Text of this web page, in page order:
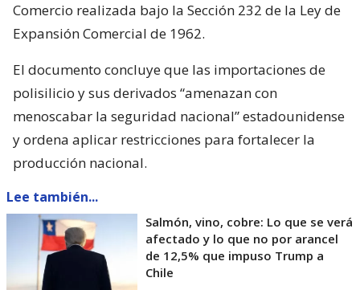
Comercio realizada bajo la Sección 232 de la Ley de
Expansión Comercial de 1962.
El documento concluye que las importaciones de
polisilicio y sus derivados “amenazan con
menoscabar la seguridad nacional” estadounidense
y ordena aplicar restricciones para fortalecer la
producción nacional.
Lee también...
Salmón, vino, cobre: Lo que se verá
afectado y lo que no por arancel
de 12,5% que impuso Trump a
Chile